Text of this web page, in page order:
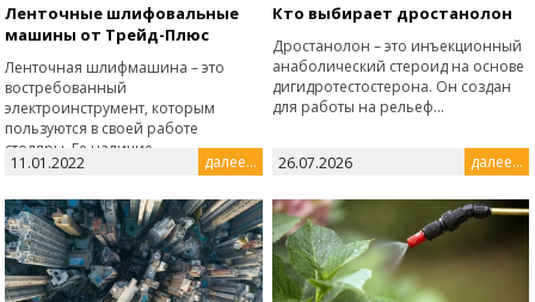
Ленточные шлифовальные
машины от Трейд-Плюс
Ленточная шлифмашина – это
востребованный
электроинструмент, которым
пользуются в своей работе
столяры. Ее наличие...
11.01.2022 далее...
Кто выбирает дростанолон
Дростанолон – это инъекционный
анаболический стероид на основе
дигидротестостерона. Он создан
для работы на рельеф...
26.07.2026 далее...